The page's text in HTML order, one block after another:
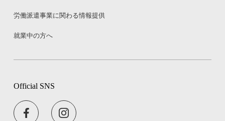
Official SNS
労働派遣事業に関わる情報提供
就業中の方へ